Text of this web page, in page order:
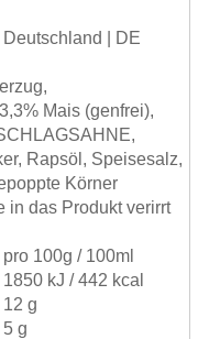
Deutschland | DE
Mais (genfrei),
Rapsöl, Speisesalz,
Körner
in das Produkt verirrt
pro 100g / 100ml
1850 kJ / 442 kcal
12 g
5 g